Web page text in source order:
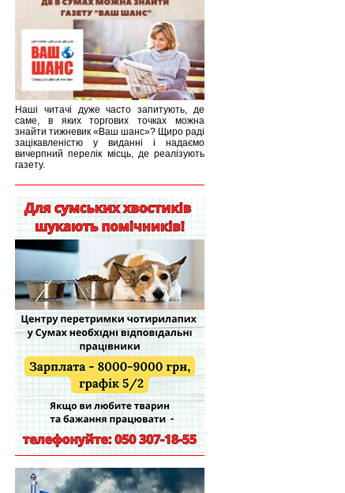
Наші читачі дуже часто запитують, де
саме, в яких торгових точках можна
знайти тижневик «Ваш шанс»? Щиро раді
зацікавленістю у виданні і надаємо
вичерпний перелік місць, де реалізують
газету.